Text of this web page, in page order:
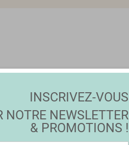
INSCRIVEZ-VOUS
NOTRE NEWSLETTER
& PROMOTIONS !